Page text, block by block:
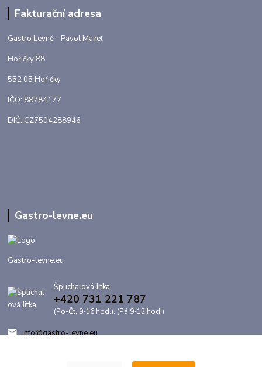
Fakturační adresa
Gastro Levně - Pavol Makeľ
Hořičky 88
552 05 Hořičky
IČO: 88784177
DIČ: CZ7504288946
Gastro-levne.eu
Gastro-levne.eu
Šplíchalová Jitka
+420 731 221 787
(Po-Čt, 9-16 hod.), (Pá 9-12 hod.)
info@gastro-levne.eu